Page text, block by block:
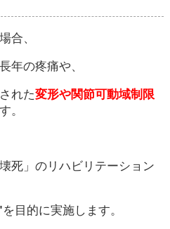
合、
年の疼痛や、
れた変形や関節可動域制限
。
死」のリハビリテーション
を目的に実施します。